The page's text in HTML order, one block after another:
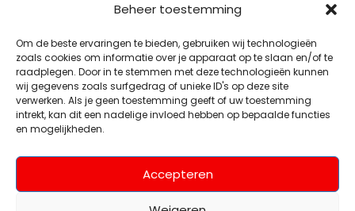
Beheer toestemming
Om de beste ervaringen te bieden, gebruiken wij technologieën
zoals cookies om informatie over je apparaat op te slaan en/of te
raadplegen. Door in te stemmen met deze technologieën kunnen
wij gegevens zoals surfgedrag of unieke ID's op deze site
verwerken. Als je geen toestemming geeft of uw toestemming
intrekt, kan dit een nadelige invloed hebben op bepaalde functies
en mogelijkheden.
Accepteren
Retour voorwaarden
Contact
Account
Mijn account
Wenslijst